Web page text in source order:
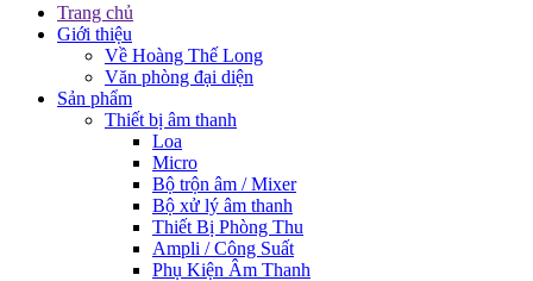
Trang chủ
Giới thiệu
Về Hoàng Thế Long
Văn phòng đại diện
Sản phẩm
Thiết bị âm thanh
Loa
Micro
Bộ trộn âm / Mixer
Bộ xử lý âm thanh
Thiết Bị Phòng Thu
Ampli / Công Suất
Phụ Kiện Âm Thanh